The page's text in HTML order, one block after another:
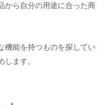
から自分の用途に合った商
機能を持つものを探してい
ます。